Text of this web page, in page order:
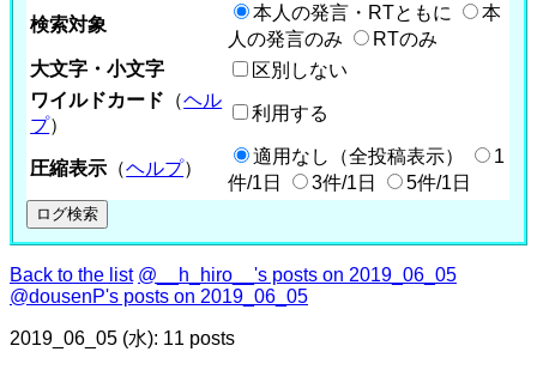
検索対象
本人の発言・RTともに
本
人の発言のみ
RTのみ
大文字・小文字
区別しない
ワイルドカード （ヘル
プ）
利用する
圧縮表示 （ヘルプ）
適用なし（全投稿表示）
1
件/1日
3件/1日 5件/1日
Back to the list @__h_hiro__'s posts on 2019_06_05
@dousenP's posts on 2019_06_05
2019_06_05 (水): 11 posts